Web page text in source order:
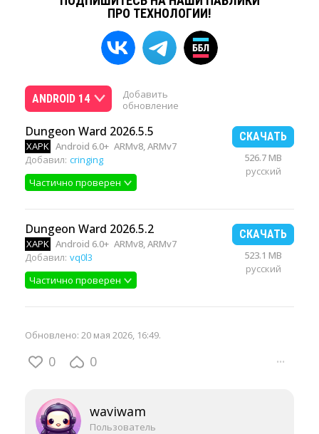
ПРО ТЕХНОЛОГИИ!
ANDROID 14
Добавить
обновление
Dungeon Ward 2026.5.5
XAPK Android 6.0+ ARMv8, ARMv7
Добавил: cringing
Частично проверен
СКАЧАТЬ
526.7 MB
русский
Dungeon Ward 2026.5.2
XAPK Android 6.0+ ARMv8, ARMv7
Добавил: vq0l3
Частично проверен
СКАЧАТЬ
523.1 MB
русский
Обновлено: 20 мая 2026, 16:49.
0 0 ···
waviwam
Пользователь